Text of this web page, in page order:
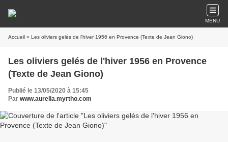
MENU
Accueil » Les oliviers gelés de l'hiver 1956 en Provence (Texte de Jean Giono)
Les oliviers gelés de l'hiver 1956 en Provence
(Texte de Jean Giono)
Publié le 13/05/2020 à 15:45
Par www.aurelia.myrtho.com